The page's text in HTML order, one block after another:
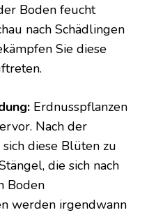
Boden feucht
nach Schädlingen
Sie diese
Erdnusspflanzen
Nach der
diese Blüten zu
die sich nach
Boden
werden irgendwann